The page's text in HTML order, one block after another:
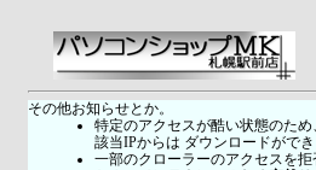
その他お知らせとか。
特定のアクセスが酷い状態のため
該当IPからは ダウンロードができ
一部のクローラーのアクセスを拒